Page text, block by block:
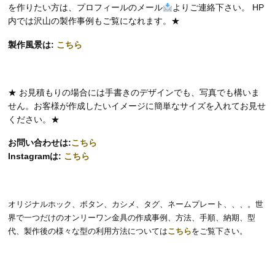
を作りたい方は、プロフィールのメール
よりご連絡下さい。 HP
内では沢山の製作事例もご覧になれます。★
製作風景は: こちら
★ お見積もりの場合には手書きのデザインでも、写真でも構いま
せん。お客様が作成したいイメージに簡単なサイズを入れてお見せ
ください。★
お問い合わせは:こちら
Instagramは: こちら
オリジナルホック、ボタン、カシメ、タグ、ネームプレート、、、。世
界で一つだけのオンリーワン金具の作成事例、方法、手順、納期、型
代、製作後の様々な型の利用方法についてはこちらをご覧下さい。